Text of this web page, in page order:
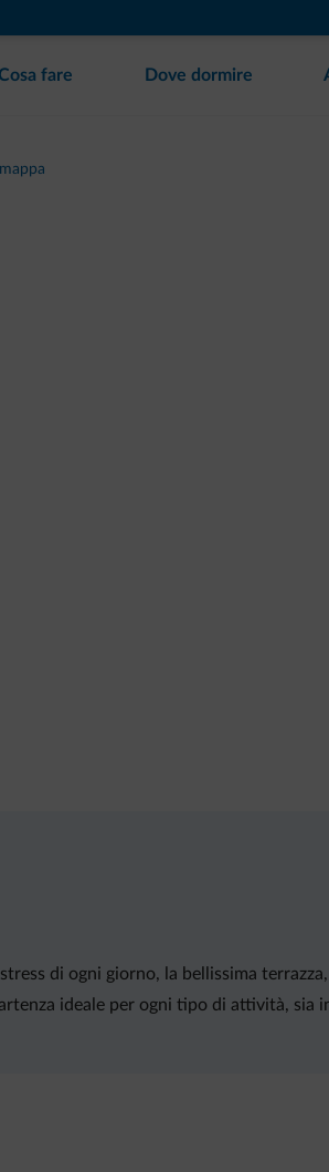
fare Dove dormire
di ogni giorno, la bellissima
ideale per ogni tipo di attività, sia